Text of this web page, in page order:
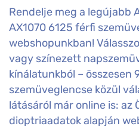
Rendelje meg a legújabb
AX1070 6125 férfi
webshopunkban!
vagy színezett
kínálatunkból – összesen
szemüveglencse közül
látásáról már online is: az
dioptriaadatok alapján